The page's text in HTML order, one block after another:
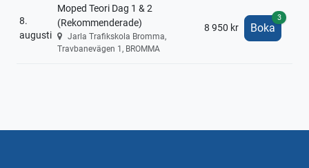
8.
augusti
Moped Teori Dag 1 & 2
(Rekommenderade)
Jarla Trafikskola Bromma,
Travbanevägen 1, BROMMA
8 950 kr Boka
3